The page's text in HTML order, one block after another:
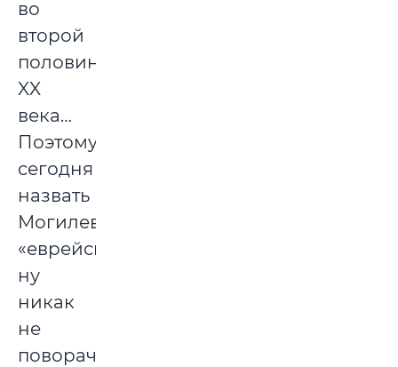
во
второй
половине
XX
века…
Поэтому
сегодня
назвать
Могилев
«еврейским»
ну
никак
не
поворачивается